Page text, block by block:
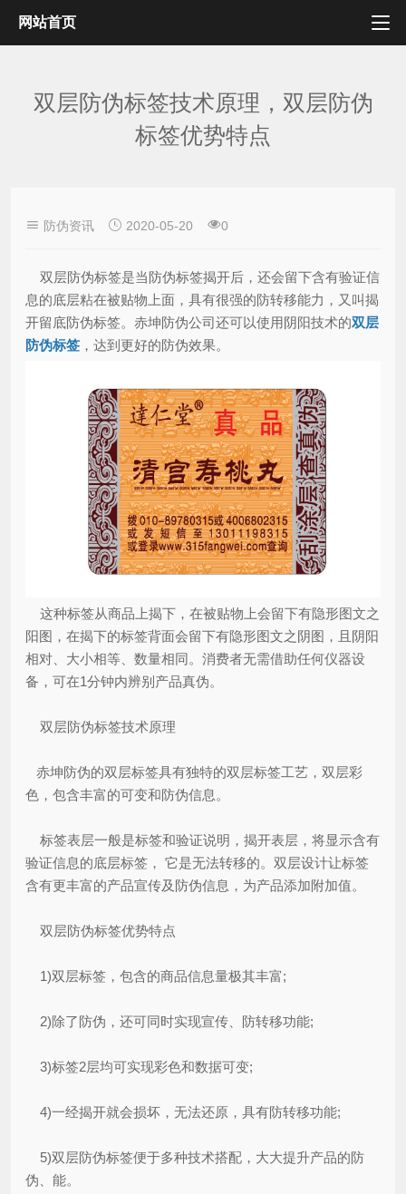
网站首页
双层防伪标签技术原理，双层防伪
标签优势特点
防伪资讯 2020-05-20 0
双层防伪标签是当防伪标签揭开后，还会留下含有验证信
息的底层粘在被贴物上面，具有很强的防转移能力，又叫揭
开留底防伪标签。赤坤防伪公司还可以使用阴阳技术的双层
防伪标签 ，达到更好的防伪效果。
这种标签从商品上揭下，在被贴物上会留下有隐形图文之
阳图，在揭下的标签背面会留下有隐形图文之阴图，且阴阳
相对、大小相等、数量相同。消费者无需借助任何仪器设
备，可在1分钟内辨别产品真伪。
双层防伪标签技术原理
赤坤防伪的双层标签具有独特的双层标签工艺，双层彩
色，包含丰富的可变和防伪信息。
标签表层一般是标签和验证说明，揭开表层，将显示含有
验证信息的底层标签， 它是无法转移的。双层设计让标签
含有更丰富的产品宣传及防伪信息，为产品添加附加值。
双层防伪标签优势特点
1)双层标签，包含的商品信息量极其丰富;
2)除了防伪，还可同时实现宣传、防转移功能;
3)标签2层均可实现彩色和数据可变;
4)一经揭开就会损坏，无法还原，具有防转移功能;
5)双层防伪标签便于多种技术搭配，大大提升产品的防
伪、能。